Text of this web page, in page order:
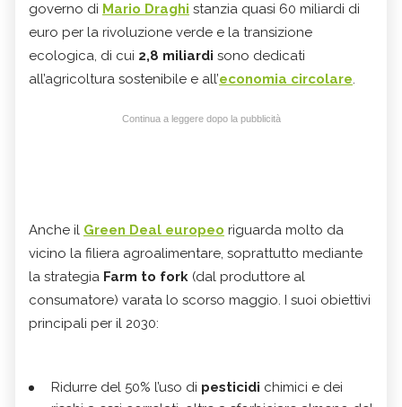
governo di Mario Draghi stanzia quasi 60 miliardi di
euro per la rivoluzione verde e la transizione
ecologica, di cui 2,8 miliardi sono dedicati
all’agricoltura sostenibile e all’economia circolare.
Continua a leggere dopo la pubblicità
Anche il Green Deal europeo riguarda molto da
vicino la filiera agroalimentare, soprattutto mediante
la strategia Farm to fork (dal produttore al
consumatore) varata lo scorso maggio. I suoi obiettivi
principali per il 2030:
Ridurre del 50% l’uso di pesticidi chimici e dei